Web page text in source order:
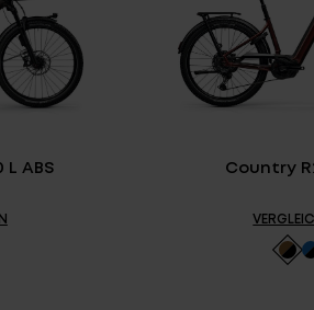
ABS Country